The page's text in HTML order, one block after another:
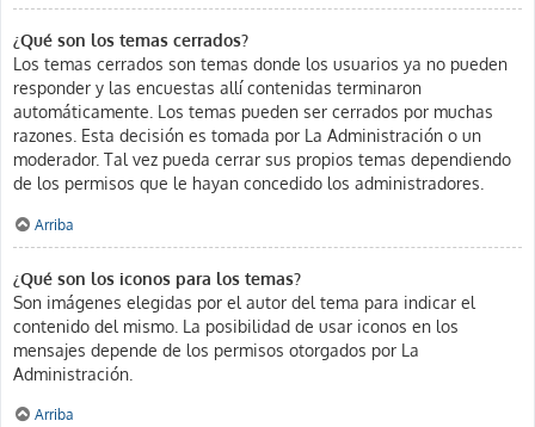
¿Qué son los temas cerrados?
Los temas cerrados son temas donde los usuarios ya no pueden
responder y las encuestas allí contenidas terminaron
automáticamente. Los temas pueden ser cerrados por muchas
razones. Esta decisión es tomada por La Administración o un
moderador. Tal vez pueda cerrar sus propios temas dependiendo
de los permisos que le hayan concedido los administradores.
Arriba
¿Qué son los iconos para los temas?
Son imágenes elegidas por el autor del tema para indicar el
contenido del mismo. La posibilidad de usar iconos en los
mensajes depende de los permisos otorgados por La
Administración.
Arriba